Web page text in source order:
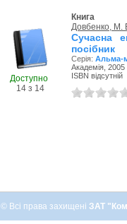
Доступно
14 з 14
Книга
Довбенко, М.
Сучасна
посібник
Серія: Альма-
Академія, 2005
ISBN відсутній
© Всі права захищені ЗАТ